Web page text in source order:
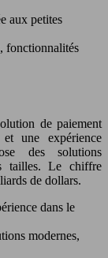
aux petites
fonctionnalités
de paiement
une expérience
des solutions
tailles. Le chiffre
de dollars.
dans le
modernes,